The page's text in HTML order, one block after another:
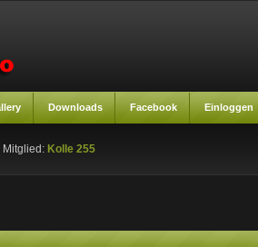
Downloads Facebook Einloggen
Mitglied: Kolle 255